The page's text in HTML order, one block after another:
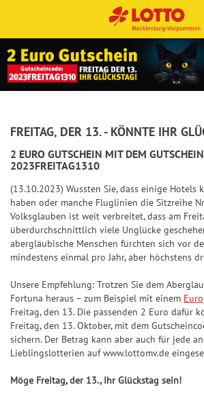
NORMALSCHEIN
Dauerschein
Jackpot-
Jäger
Quicktipp
spielen
+10 +15 +20
Spie
lanle
g
Zusa
terie
n
S
p
e
l
7
7
U
Jack
pot-
Jäge
r
Gewi
nnza
en
Stati
stike
n
J
c
k
p
o
t
s
NORMALSCHEIN
Dauerschein
Jackpot-
Jäger
Quicktipp
spielen
+10 +15 +20
Sp
iel
eit
g
Zu
sat
zlo
tte
rie
n
S
p
i
e
l
Jac
kp
ot-
ge
wi
za
n
Qu
ot
en
St
ati
sti
ke
n
BINGO!-LOS
Dauerschein
Anzahl Lose
+1
+2
+3
+5
+6
+7
+8
Sp
iel
eit
g
Zu
sat
zlo
tte
rie
n
S
p
i
e
l
Pr
oje
ktf
de
wi
za
n
Qu
ot
en
SPIELSCHEIN
Sp
iel
eit
g
Zu
sat
zlo
tte
rie
n
S
i
e
g
e
wi
za
n
Qu
ot
en
SPIELSCHEIN
Typ Einsatz
Quicktipp
spielen
Sp
iel
eit
g
Zu
sat
zlo
tte
rie
pl
us
5
Ge
nn
ot
ati
ke
n
T
r
f
f
e
r
b
i
TOT
O
45
wahl
S
p
i
e
a
n
l
e
it
u
TOT
O
13er
Erge
bnis
tipp
S
p
i
e
Sofo
rtlot
n
FREITAG, DER 13. - KÖNNTE IHR
2 EURO GUTSCHEIN MIT DEM
2023FREITAG1310
(13.10.2023) Wussten Sie, dass einige Hotels
haben oder manche Fluglinien die Sitzreihe
Volksglauben ist weit verbreitet, dass am
überdurchschnittlich viele Unglücke
abergläubische Menschen fürchten sich vor
mindestens einmal pro Jahr, aber höchstens
Unsere Empfehlung: Trotzen Sie dem
Fortuna heraus – zum Beispiel mit einem
Freitag, den 13. Die passenden 2 Euro dafür
Freitag, den 13. Oktober, mit dem
sichern. Der Betrag kann aber auch für jede
Lieblingslotterien auf www.lottomv.de
Möge Freitag, der 13., Ihr Glückstag sein!